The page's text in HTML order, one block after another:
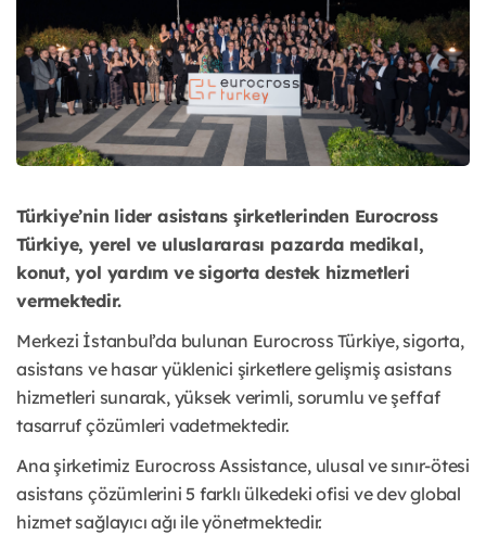
Türkiye’nin lider asistans şirketlerinden Eurocross
Türkiye, yerel ve uluslararası pazarda medikal,
konut, yol yardım ve sigorta destek hizmetleri
vermektedir.
Merkezi İstanbul’da bulunan Eurocross Türkiye, sigorta,
asistans ve hasar yüklenici şirketlere gelişmiş asistans
hizmetleri sunarak, yüksek verimli, sorumlu ve şeffaf
tasarruf çözümleri vadetmektedir.
Ana şirketimiz Eurocross Assistance, ulusal ve sınır-ötesi
asistans çözümlerini 5 farklı ülkedeki ofisi ve dev global
hizmet sağlayıcı ağı ile yönetmektedir.